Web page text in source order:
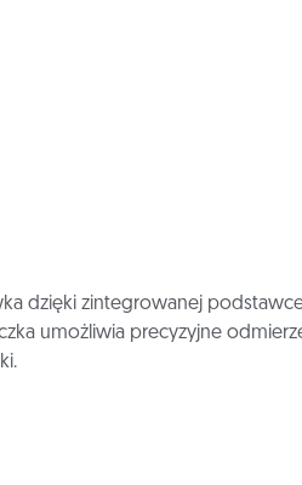
dzięki zintegrowanej
umożliwia precyzyjne